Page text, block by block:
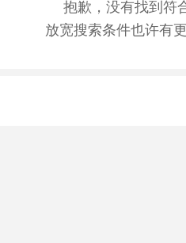
抱歉，没有找到符
放宽搜索条件也许有